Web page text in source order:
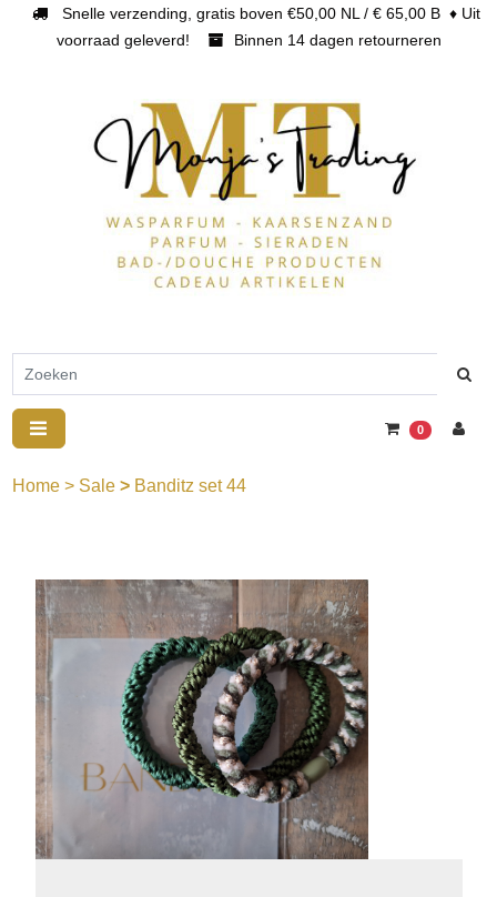
Snelle verzending, gratis boven €50,00 NL / € 65,00 B ♦ Uit
voorraad geleverd!
Binnen 14 dagen retourneren
0
Home > Sale > Banditz set 44